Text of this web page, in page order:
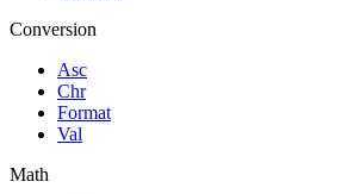
Conversion
Asc
Chr
Format
Val
Math